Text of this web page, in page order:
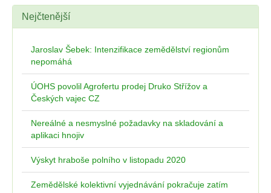
Nejčtenější
Jaroslav Šebek: Intenzifikace zemědělství regionům
nepomáhá
ÚOHS povolil Agrofertu prodej Druko Střížov a
Českých vajec CZ
Nereálné a nesmyslné požadavky na skladování a
aplikaci hnojiv
Výskyt hraboše polního v listopadu 2020
Zemědělské kolektivní vyjednávání pokračuje zatím